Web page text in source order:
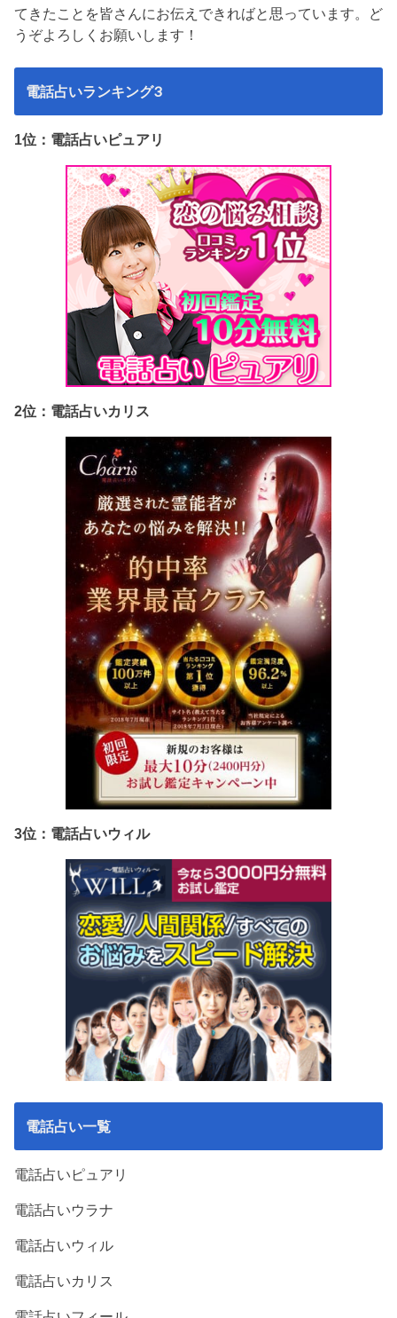
てきたことを皆さんにお伝えできればと思っています。ど
うぞよろしくお願いします！
電話占いランキング3
1位：電話占いピュアリ
2位：電話占いカリス
3位：電話占いウィル
電話占い一覧
電話占いピュアリ
電話占いウラナ
電話占いウィル
電話占いカリス